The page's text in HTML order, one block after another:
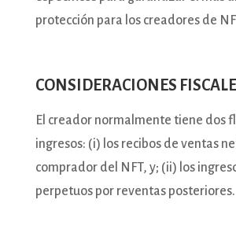
protección para los creadores de
CONSIDERACIONES
El creador normalmente tiene dos
ingresos: (i) los recibos de ventas
comprador del NFT, y; (ii) los
perpetuos por reventas posteriores.